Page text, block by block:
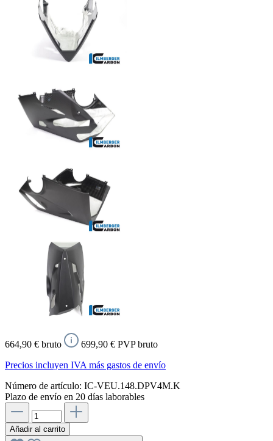
664,90 € bruto
699,90 € PVP bruto
Precios incluyen IVA más gastos de envío
Número de artículo: IC-VEU.148.DPV4M.K
Plazo de envío en 20 días laborables
Añadir al carrito